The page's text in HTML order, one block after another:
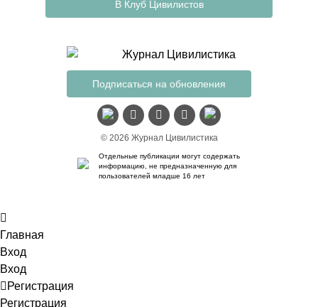
Подписаться на обновления
© 2026 Журнал Цивилистика
Отдельные публикации могут содержать
информацию, не предназначенную для
пользователей младше 16 лет
В Клуб Цивилистов
Главная
Вход
Вход
Регистрация
Регистрация